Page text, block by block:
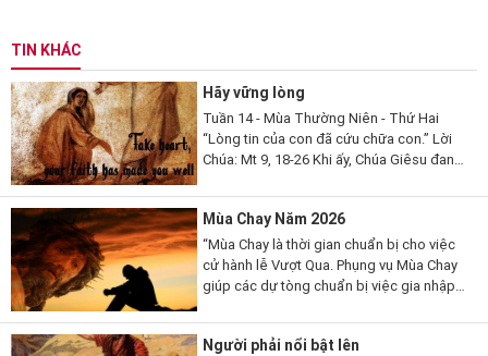
TIN KHÁC
Hãy vững lòng
Tuần 14 - Mùa Thường Niên - Thứ Hai
“Lòng tin của con đã cứu chữa con.” Lời
Chúa: Mt 9, 18-26 Khi ấy, Chúa Giêsu đang
mà thưa...
Mùa Chay Năm 2026
“Mùa Chay là thời gian chuẩn bị cho việc
cử hành lễ Vượt Qua. Phụng vụ Mùa Chay
giúp các dự tòng chuẩn bị việc gia nhập
Chay cũng là thời gian...
Người phải nổi bật lên